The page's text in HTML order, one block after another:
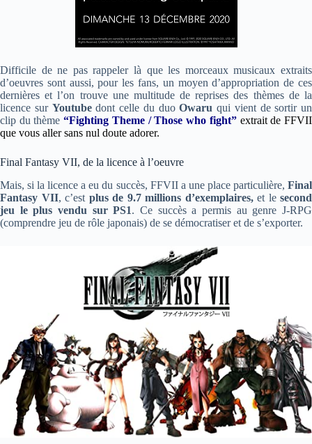
Difficile de ne pas rappeler là que les morceaux musicaux extraits
d’oeuvres sont aussi, pour les fans, un moyen d’appropriation de ces
dernières et l’on trouve une multitude de reprises des thèmes de la
licence sur Youtubedont celle du duoOwaru qui vient de sortir un
clip du thème“Fighting Theme / Those who fight” extrait de FFVII
que vous aller sans nul doute adorer.
Final Fantasy VII, de la licence à l’oeuvre
Mais, si la licence a eu du succès, FFVII a une place particulière, Final
Fantasy VII, c’est plus de 9.7 millions d’exemplaires, et le second
jeu le plus vendu sur PS1. Ce succès a permis au genre J-RPG
(comprendre jeu de rôle japonais) de se démocratiser et de s’exporter.